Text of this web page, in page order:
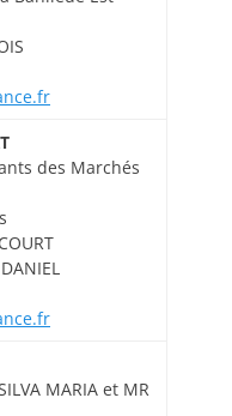
des Marchés
MARIA et MR